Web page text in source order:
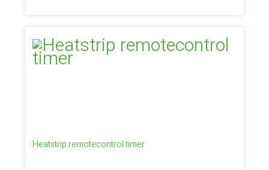
Heatstrip remotecontrol timer